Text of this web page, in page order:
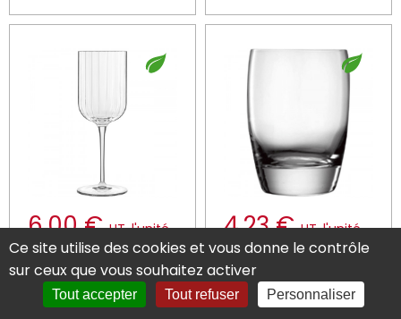
6.00 €HT l'unité
Vendu par 24
Soit 144.00 € HT
Verre à pied verre
cristallin 40 cl
4.23 €HT l'unité
Vendu par 6
Soit 25.38 € HT
Gobelet forme
basse verre
Ce site utilise des cookies et vous donne le contrôle
sur ceux que vous souhaitez activer
Tout accepter Tout refuser Personnaliser